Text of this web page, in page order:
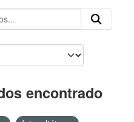
encontrado